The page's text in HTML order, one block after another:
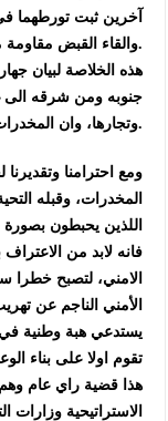
آخرين ثبت تورطهما
والقاء القبض مقاومة مسلحة من قبل تجار المخدرات.
هذه الخلاصة لبيان
جنوبه ومن شرقه الى
وتجارها، وان المخدرات بمختلف انواعها تهرب اليه برا وبحرا وجوا.
ومع احترامنا
المخدرات، وقبله
اللذين يحبطون
فانه لابد من
الامني، لتصبح خطرا
الأمني الناجم عن
يستدعي هبة وطنية في
تقوم اولا على بناء
هذا قضية راي عام
الاستراتيحية وزارات